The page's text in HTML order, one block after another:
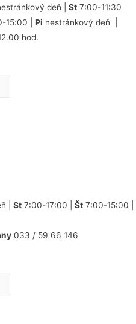
deň | St 7:00-11:30
15:00 | Pi nestránkový deň |
hod.
| St 7:00-17:00 | Št 7:00-15:00 |
033 / 59 66 146